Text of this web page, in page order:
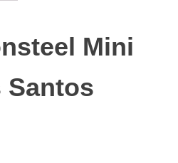
Mini
Santos